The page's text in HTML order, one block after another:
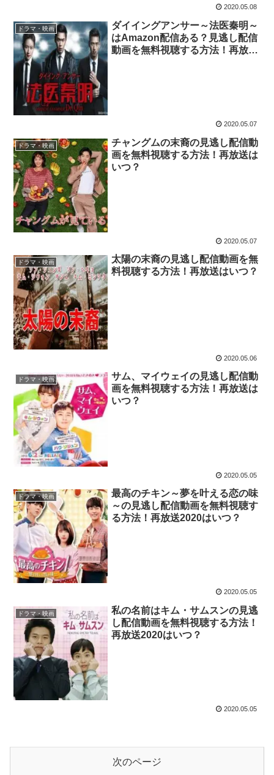
2020.05.08
ドラマ・映画
ダイイングアンサー～法医秦明～
はAmazon配信ある？見逃し配信
動画を無料視聴する方法！再放送
2020.05.07
ドラマ・映画
チャングムの末裔の見逃し配信動
画を無料視聴する方法！再放送は
いつ？
2020.05.07
ドラマ・映画
太陽の末裔の見逃し配信動画を無
料視聴する方法！再放送はいつ？
2020.05.06
ドラマ・映画
サム、マイウェイの見逃し配信動
画を無料視聴する方法！再放送は
いつ？
2020.05.05
ドラマ・映画
最高のチキン～夢を叶える恋の味
～の見逃し配信動画を無料視聴す
る方法！再放送2020はいつ？
2020.05.05
ドラマ・映画
私の名前はキム・サムスンの見逃
し配信動画を無料視聴する方法！
再放送2020はいつ？
2020.05.05
次のページ